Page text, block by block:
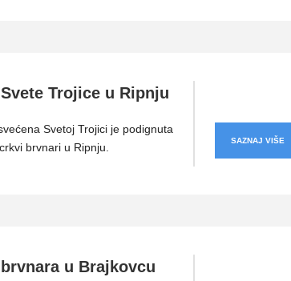
Trojice u Ripnju
Svetoj Trojici je podignuta
brvnari u Ripnju.
SAZNAJ VIŠE
u Brajkovcu